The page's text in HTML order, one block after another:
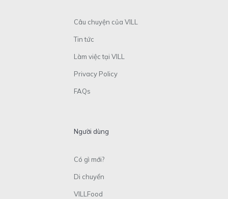
Câu chuyện của VILL
Tin tức
Làm việc tại VILL
Privacy Policy
FAQs
Người dùng
Có gì mới?
Di chuyển
VILLFood